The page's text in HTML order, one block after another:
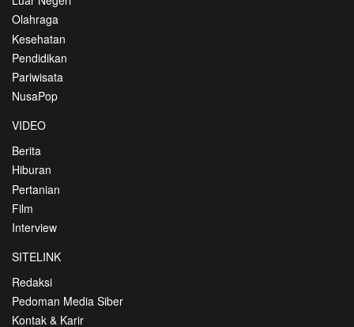
Olahraga
Kesehatan
Pendidikan
Pariwisata
NusaPop
VIDEO
Berita
Hiburan
Pertanian
Film
Interview
SITELINK
Redaksi
Pedoman Media Siber
Kontak & Karir